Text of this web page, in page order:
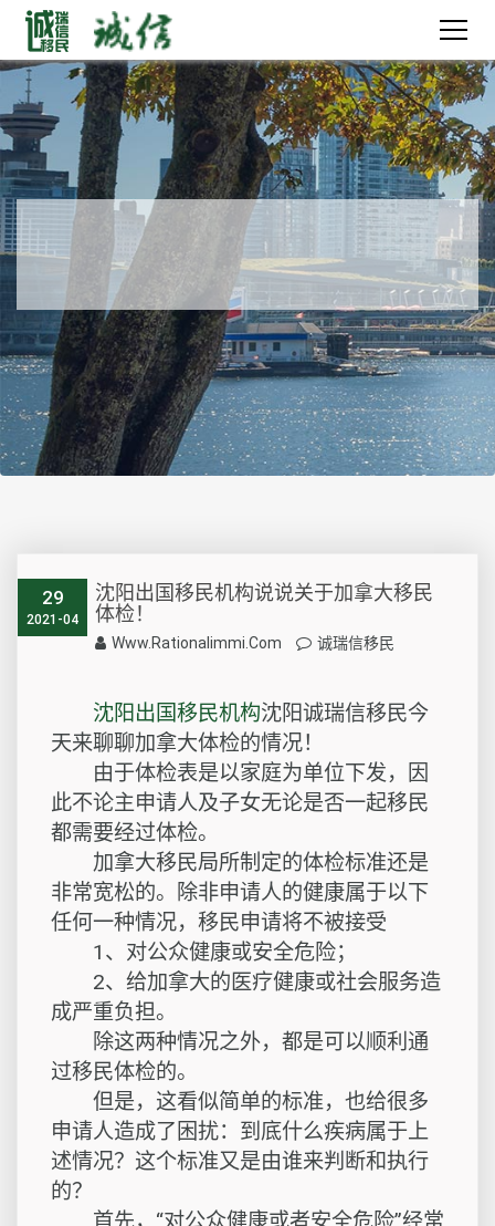
29
2021-04
沈阳出国移民机构说说关于加拿大移民
体检！
Www.rationalimmi.com 诚瑞信移民
沈阳出国移民机构沈阳诚瑞信移民今
天来聊聊加拿大体检的情况！
由于体检表是以家庭为单位下发，因
此不论主申请人及子女无论是否一起移民
都需要经过体检。
加拿大移民局所制定的体检标准还是
非常宽松的。除非申请人的健康属于以下
任何一种情况，移民申请将不被接受
1、对公众健康或安全危险；
2、给加拿大的医疗健康或社会服务造
成严重负担。
除这两种情况之外，都是可以顺利通
过移民体检的。
但是，这看似简单的标准，也给很多
申请人造成了困扰：到底什么疾病属于上
述情况？这个标准又是由谁来判断和执行
的？